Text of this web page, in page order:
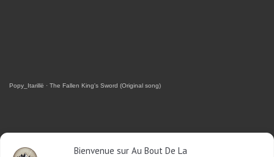
Bienvenue sur Au Bout De La
Popy_Itarillë · The Fallen King's Sword (Original song)
RETROUVEZ-MOI SUR FACEBOOK